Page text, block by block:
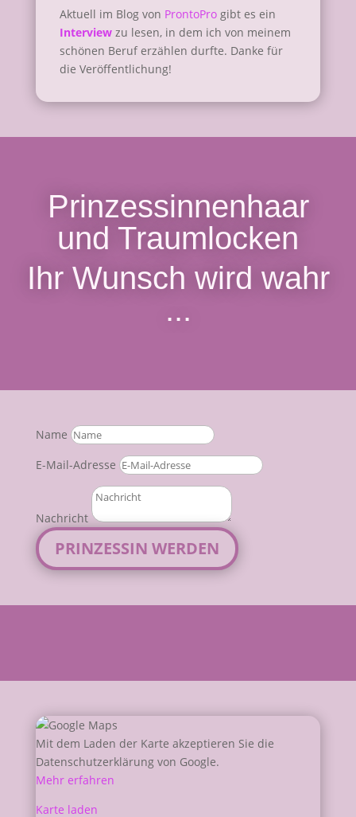
Aktuell im Blog von ProntoProgibt es ein
Interviewzu lesen, in dem ich von meinem
schönen Beruf erzählen durfte. Danke für
die Veröffentlichung!
Prinzessinnenhaar
und Traumlocken
Ihr Wunsch wird wahr
...
Name
E-Mail-Adresse
Nachricht
PRINZESSIN WERDEN
Mit dem Laden der Karte akzeptieren Sie die
Datenschutzerklärung von Google.
Mehr erfahren
Karte laden